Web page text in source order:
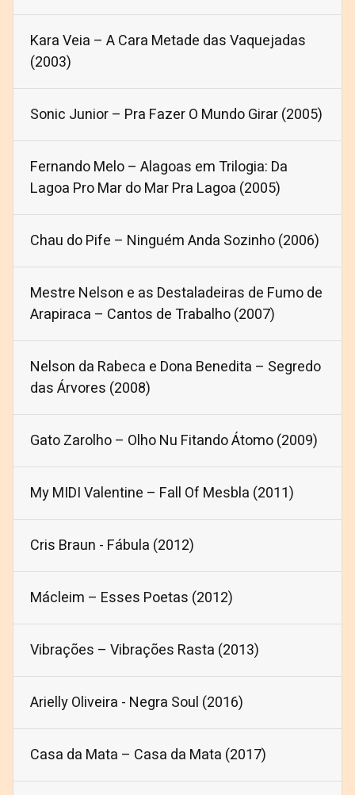
Kara Veia – A Cara Metade das Vaquejadas
(2003)
Sonic Junior – Pra Fazer O Mundo Girar (2005)
Fernando Melo – Alagoas em Trilogia: Da
Lagoa Pro Mar do Mar Pra Lagoa (2005)
Chau do Pife – Ninguém Anda Sozinho (2006)
Mestre Nelson e as Destaladeiras de Fumo de
Arapiraca – Cantos de Trabalho (2007)
Nelson da Rabeca e Dona Benedita – Segredo
das Árvores (2008)
Gato Zarolho – Olho Nu Fitando Átomo (2009)
My MIDI Valentine – Fall Of Mesbla (2011)
Cris Braun - Fábula (2012)
Mácleim – Esses Poetas (2012)
Vibrações – Vibrações Rasta (2013)
Arielly Oliveira - Negra Soul (2016)
Casa da Mata – Casa da Mata (2017)